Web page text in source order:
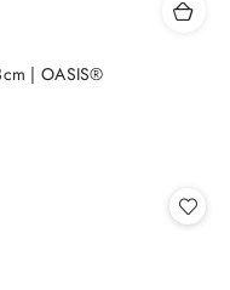
| OASIS®